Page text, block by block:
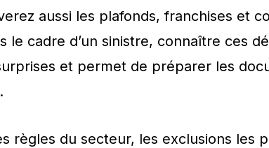
aussi les plafonds, franchises et
le cadre d’un sinistre, connaître ces
et permet de préparer les
règles du secteur, les exclusions les